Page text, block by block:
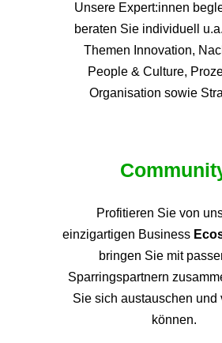
Unsere Expert:innen
beraten Sie individuell
Themen Innovation,
People & Culture,
Organisation sowie
Profitieren Sie von
einzigartigen Business
bringen Sie mit
Sparringspartnern
Sie sich austauschen und
können.